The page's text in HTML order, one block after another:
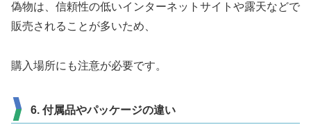
偽物は、信頼性の低いインターネットサイトや露天などで
販売されることが多いため、
購入場所にも注意が必要です。
6. 付属品やパッケージの違い